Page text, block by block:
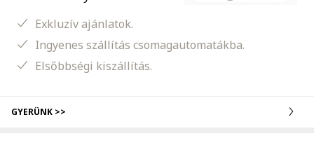
Exkluzív ajánlatok.
Ingyenes szállítás csomagautomatákba.
Elsőbbségi kiszállítás.
GYERÜNK >>